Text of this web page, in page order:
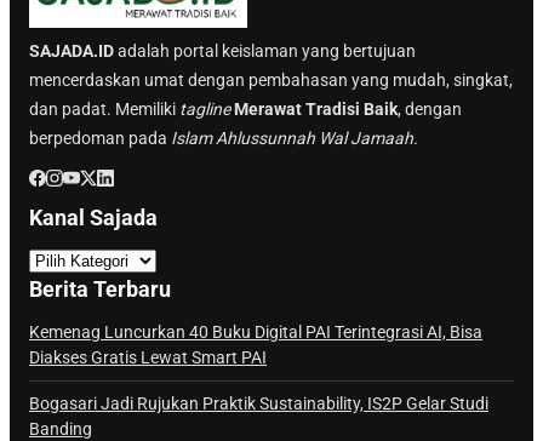
SAJADA.IDadalah portal keislaman yang bertujuan
mencerdaskan umat dengan pembahasan yang mudah, singkat,
dan padat. Memiliki tagline Merawat Tradisi Baik, dengan
berpedoman pada Islam Ahlussunnah Wal Jamaah.
Kanal Sajada
a
n
a
l
a
Berita Terbaru
Kemenag Luncurkan 40 Buku Digital PAI Terintegrasi AI, Bisa
Diakses Gratis Lewat Smart PAI
Bogasari Jadi Rujukan Praktik Sustainability, IS2P Gelar Studi
Banding